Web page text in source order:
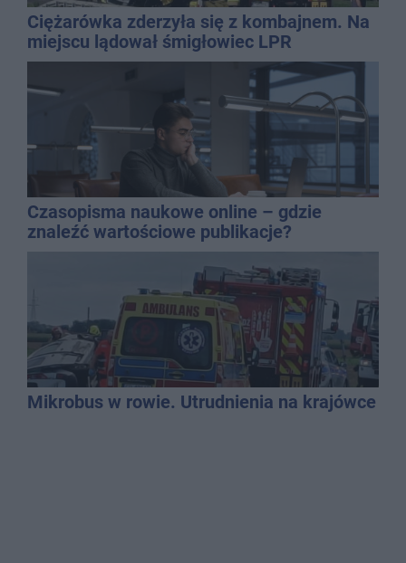
Ciężarówka zderzyła się z kombajnem. Na
miejscu lądował śmigłowiec LPR
Czasopisma naukowe online – gdzie
znaleźć wartościowe publikacje?
Mikrobus w rowie. Utrudnienia na krajówce